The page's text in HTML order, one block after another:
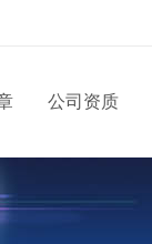
公司资质